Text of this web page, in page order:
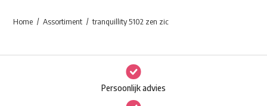
Deze
optie
kan
Home Assortiment tranquillity 5102 zen zic
Persoonlijk advies